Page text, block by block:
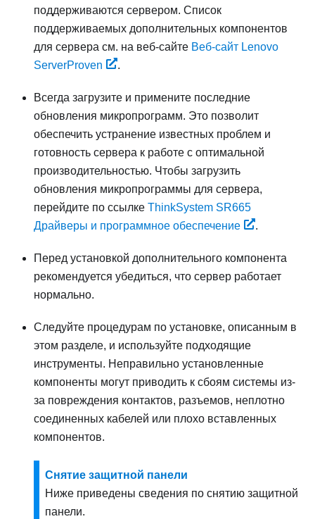
поддерживаются сервером. Список
поддерживаемых дополнительных компонентов
для сервера см. на веб-сайте Веб-сайт Lenovo
ServerProven
.
Всегда загрузите и примените последние
обновления микропрограмм. Это позволит
обеспечить устранение известных проблем и
готовность сервера к работе с оптимальной
производительностью. Чтобы загрузить
обновления микропрограммы для сервера,
перейдите по ссылке ThinkSystem SR665
Драйверы и программное обеспечение
.
Перед установкой дополнительного компонента
рекомендуется убедиться, что сервер работает
нормально.
Следуйте процедурам по установке, описанным в
этом разделе, и используйте подходящие
инструменты. Неправильно установленные
компоненты могут приводить к сбоям системы из-
за повреждения контактов, разъемов, неплотно
соединенных кабелей или плохо вставленных
компонентов.
Снятие защитной панели
Ниже приведены сведения по снятию защитной
панели.